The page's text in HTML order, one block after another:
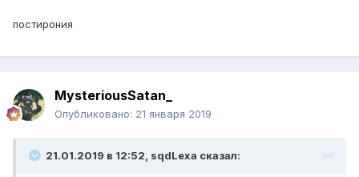
постирония
MysteriousSatan_
Опубликовано: 21 января 2019
21.01.2019 в 12:52, sqdLexa сказал: